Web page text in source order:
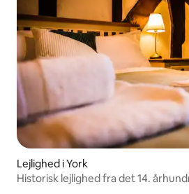
Lejlighed i York
Historisk lejlighed fra det 14.